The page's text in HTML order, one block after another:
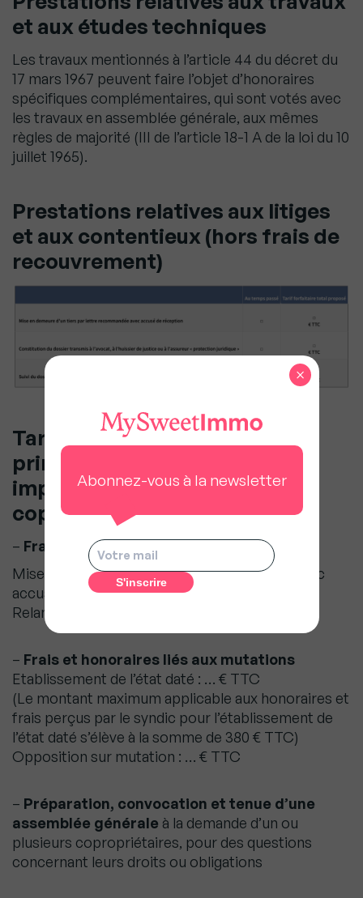
et aux études techniques
Les travaux mentionnés à l’article 44 du décret du
17 mars 1967 peuvent faire l’objet d’honoraires
spécifiques complémentaires, qui sont votés avec
les travaux en assemblée générale, aux mêmes
règles de majorité (III de l’article 18-1 A de la loi du 10
juillet 1965).
Prestations relatives aux litiges
et aux contentieux (hors frais de
recouvrement)
Tarification pratiquée pour les
principales prestations
imputables au seul
copropriétaire concerné
– Frais de recouvrement
Mise en demeure par lettre recommandée avec
accusé de réception : … € TTC
Relance après mise en demeure : … € TTC
– Frais et honoraires liés aux mutations
Etablissement de l’état daté : … € TTC
(Le montant maximum applicable aux honoraires et
frais perçus par le syndic pour l’établissement de
l’état daté s’élève à la somme de 380 € TTC)
Opposition sur mutation : … € TTC
– Préparation, convocation et tenue d’une
assemblée générale à la demande d’un ou
plusieurs copropriétaires, pour des questions
concernant leurs droits ou obligations
Abonnez-vous à la newsletter
×